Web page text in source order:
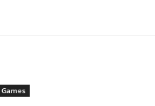
Games